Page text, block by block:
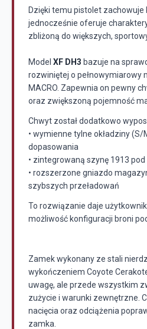
Dzięki temu pistolet
jednocześnie oferuje
zbliżoną do większych,
Model XF DH3 bazuje na
rozwiniętej o pełnowymiarowy
MACRO. Zapewnia on pewny
oraz zwiększoną pojemność
Chwyt został dodatkowo
• wymienne tylne okładziny
dopasowania
• zintegrowaną szynę 1913
• rozszerzone gniazdo
szybszych przeładowań
To rozwiązanie daje
możliwość konfiguracji broni
Zamek wykonany ze stali
wykończeniem Coyote
uwagę, ale przede wszystkim
zużycie i warunki zewnętrzne.
nacięcia oraz odciążenia
zamka.